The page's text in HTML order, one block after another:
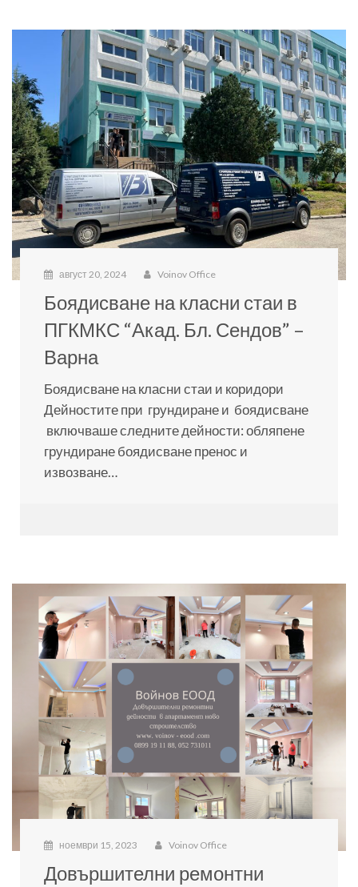
август 20, 2024 Voinov Office
Боядисване на класни стаи в
ПГКМКС “Акад. Бл. Сендов” –
Варна
Боядисване на класни стаи и коридори
Дейностите при грундиране и боядисване
включваше следните дейности: обляпене
грундиране боядисване пренос и
извозване…
ноември 15, 2023 Voinov Office
Довършителни ремонтни